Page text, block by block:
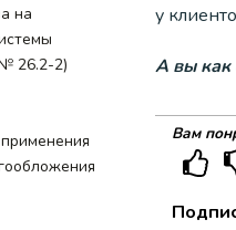
на
26.2-2)
у
А вы как
Вам